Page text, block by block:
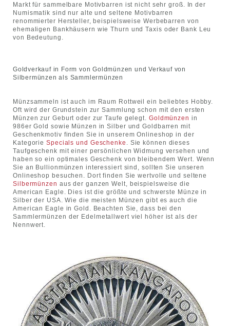
Markt für sammelbare Motivbarren ist nicht sehr groß. In der
Numismatik sind nur alte und seltene Motivbarren
renommierter Hersteller, beispielsweise Werbebarren von
ehemaligen Bankhäusern wie Thurn und Taxis oder Bank Leu
von Bedeutung.
Goldverkauf in Form von Goldmünzen und Verkauf von
Silbermünzen als Sammlermünzen
Münzsammeln ist auch im Raum Rottweil ein beliebtes Hobby.
Oft wird der Grundstein zur Sammlung schon mit den ersten
Münzen zur Geburt oder zur Taufe gelegt. Goldmünzen in
986er Gold sowie Münzen in Silber und Goldbarren mit
Geschenkmotiv finden Sie in unserem Onlineshop in der
KategorieSpecials und Geschenke . Sie können dieses
Taufgeschenk mit einer persönlichen Widmung versehen und
haben so ein optimales Geschenk von bleibendem Wert. Wenn
Sie an Bullionmünzen interessiert sind, sollten Sie unseren
Onlineshop besuchen. Dort finden Sie wertvolle und seltene
Silbermünzen aus der ganzen Welt, beispielsweise die
American Eagle. Dies ist die größte und schwerste Münze in
Silber der USA. Wie die meisten Münzen gibt es auch die
American Eagle in Gold. Beachten Sie, dass bei den
Sammlermünzen der Edelmetallwert viel höher ist als der
Nennwert.